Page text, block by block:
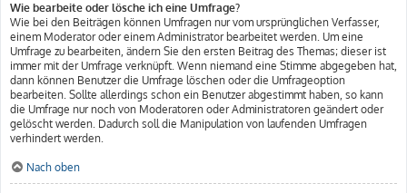
Wie bearbeite oder lösche ich eine Umfrage?
Wie bei den Beiträgen können Umfragen nur vom ursprünglichen Verfasser,
einem Moderator oder einem Administrator bearbeitet werden. Um eine
Umfrage zu bearbeiten, ändern Sie den ersten Beitrag des Themas; dieser ist
immer mit der Umfrage verknüpft. Wenn niemand eine Stimme abgegeben hat,
dann können Benutzer die Umfrage löschen oder die Umfrageoption
bearbeiten. Sollte allerdings schon ein Benutzer abgestimmt haben, so kann
die Umfrage nur noch von Moderatoren oder Administratoren geändert oder
gelöscht werden. Dadurch soll die Manipulation von laufenden Umfragen
verhindert werden.
Nach oben